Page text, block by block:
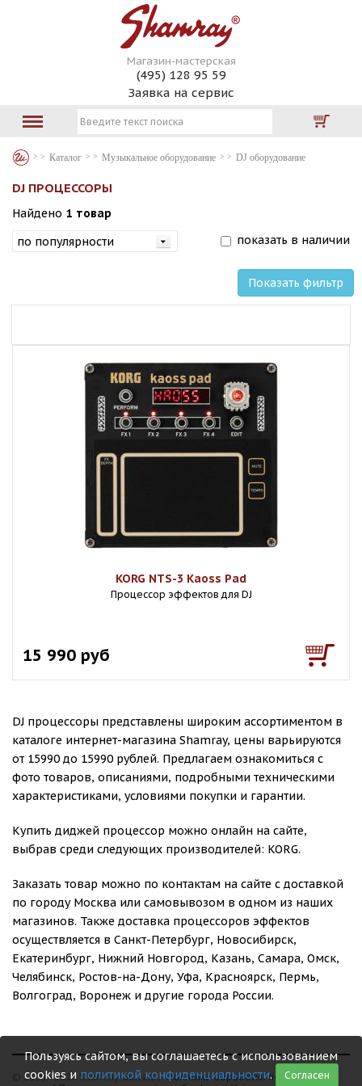
Магазин-мастерская
(495) 128 95 59
Заявка на сервис
Каталог Музыкальное оборудование DJ оборудование
DJ ПРОЦЕССОРЫ
Найдено 1 товар
показать в наличии
Показать фильтр
KORG NTS-3 Kaoss Pad
Процессор эффектов для DJ
15 990 руб
DJ процессоры представлены широким ассортиментом в
каталоге интернет-магазина Shamray, цены варьируются
от 15990 до 15990 рублей. Предлагаем ознакомиться с
фото товаров, описаниями, подробными техническими
характеристиками, условиями покупки и гарантии.
Купить диджей процессор можно онлайн на сайте,
выбрав среди следующих производителей: KORG.
Заказать товар можно по контактам на сайте с доставкой
по городу Москва или самовывозом в одном из наших
магазинов. Также доставка процессоров эффектов
осуществляется в Санкт-Петербург, Новосибирск,
Екатеринбург, Нижний Новгород, Казань, Самара, Омск,
Челябинск, Ростов-на-Дону, Уфа, Красноярск, Пермь,
Волгоград, Воронеж и другие города России.
© 1999 - 2026 Shamray Guitars /Политика обработки персональных
Пользуясь сайтом, вы соглашаетесь с использованием
cookies и политикой конфиденциальности. Согласен